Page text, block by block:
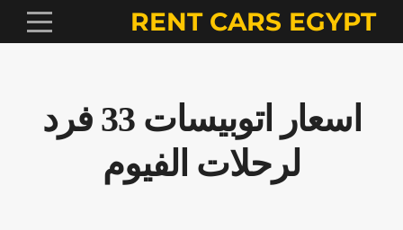
RENT CARS EGYPT
اسعار اتوبيسات 33 فرد
لرحلات الفيوم